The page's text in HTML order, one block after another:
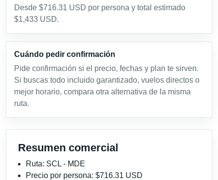
Desde $716.31 USD por persona y total estimado
$1,433 USD.
Cuándo pedir confirmación
Pide confirmación si el precio, fechas y plan te sirven.
Si buscas todo incluido garantizado, vuelos directos o
mejor horario, compara otra alternativa de la misma
ruta.
Resumen comercial
Ruta: SCL - MDE
Precio por persona: $716.31 USD